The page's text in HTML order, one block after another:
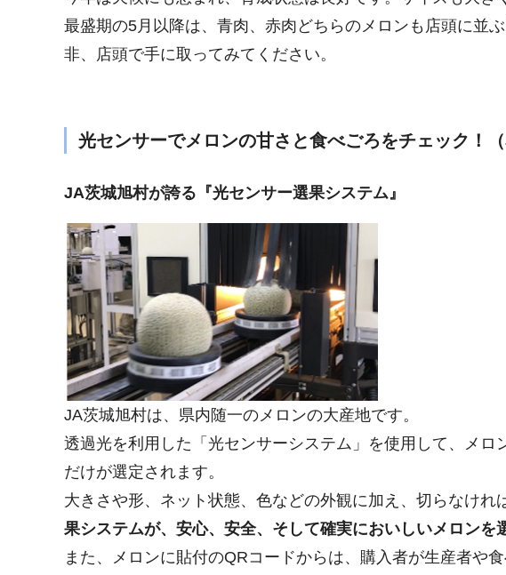
最盛期の5月以降は、青肉、赤肉どちらのメロンも店頭に並
非、店頭で手に取ってみてください。
光センサーでメロンの甘さと食べごろをチェック！
JA茨城旭村が誇る『光センサー選果システム』
JA茨城旭村は、県内随一のメロンの大産地です。
透過光を利用した「光センサーシステム」を使用して、メ
だけが選定されます。
大きさや形、ネット状態、色などの外観に加え、切らなけれ
果システムが、安心、安全、そして確実においしいメロンを
また、メロンに貼付のQRコードからは、購入者が生産者や食